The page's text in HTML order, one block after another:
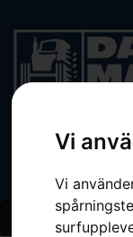
Vi
Vi